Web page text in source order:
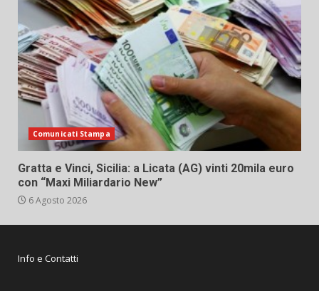
Comunicati Stampa
Gratta e Vinci, Sicilia: a Licata (AG) vinti 20mila euro
con “Maxi Miliardario New”
6 Agosto 2026
Info e Contatti